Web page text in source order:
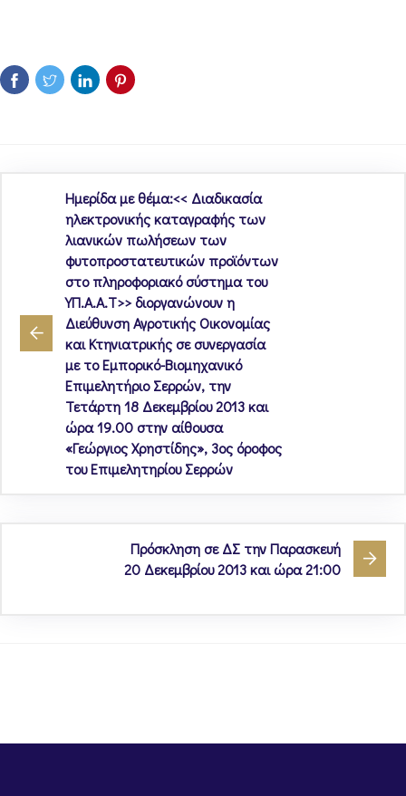
Ημερίδα με θέμα:<< Διαδικασία
ηλεκτρονικής καταγραφής των
λιανικών πωλήσεων των
φυτοπροστατευτικών προϊόντων
στο πληροφοριακό σύστημα του
ΥΠ.Α.Α.Τ>> διοργανώνουν η
Διεύθυνση Αγροτικής Οικονομίας
και Κτηνιατρικής σε συνεργασία
με το Εμπορικό-Βιομηχανικό
Επιμελητήριο Σερρών, την
Τετάρτη 18 Δεκεμβρίου 2013 και
ώρα 19.00 στην αίθουσα
«Γεώργιος Χρηστίδης», 3ος όροφος
του Επιμελητηρίου Σερρών
Πρόσκληση σε ΔΣ την Παρασκευή
20 Δεκεμβρίου 2013 και ώρα 21:00